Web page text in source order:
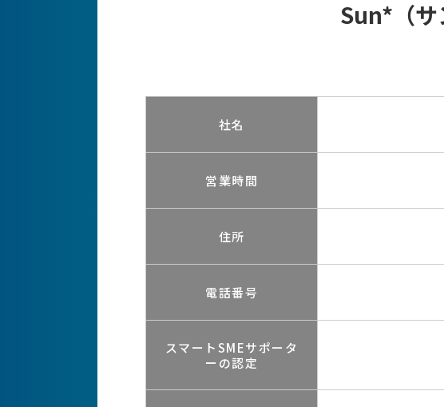
Sun*（サ
社名
営業時間
住所
電話番号
スマートSMEサポータ
ーの認定